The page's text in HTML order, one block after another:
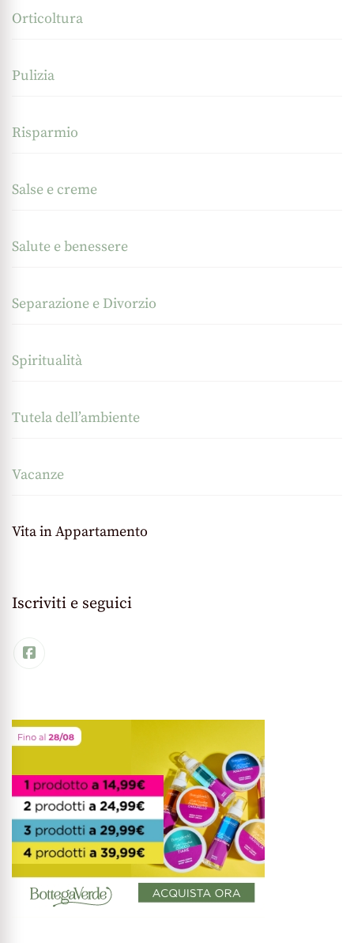
Orticoltura
Pulizia
Risparmio
Salse e creme
Salute e benessere
Separazione e Divorzio
Spiritualità
Tutela dell’ambiente
Vacanze
Vita in Appartamento
Iscriviti e seguici